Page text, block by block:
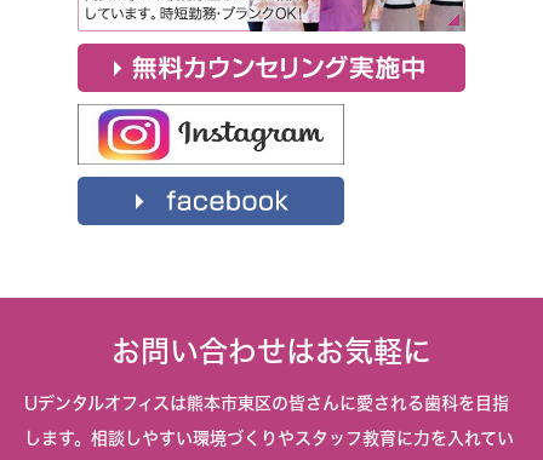
お問い合わせはお気軽に
Uデンタルオフィスは熊本市東区の皆さんに愛される歯科を目指
します。相談しやすい環境づくりやスタッフ教育に力を入れてい